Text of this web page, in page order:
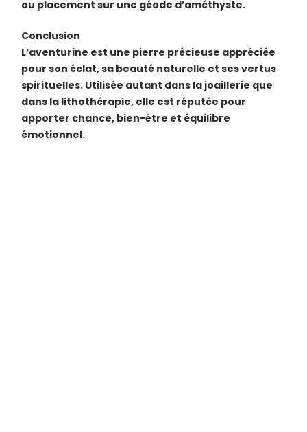
ou placement sur une géode d’améthyste.
Conclusion
L’aventurine est une pierre précieuse appréciée
pour son éclat, sa beauté naturelle et ses vertus
spirituelles. Utilisée autant dans la joaillerie que
dans la lithothérapie, elle est réputée pour
apporter chance, bien-être et équilibre
émotionnel.